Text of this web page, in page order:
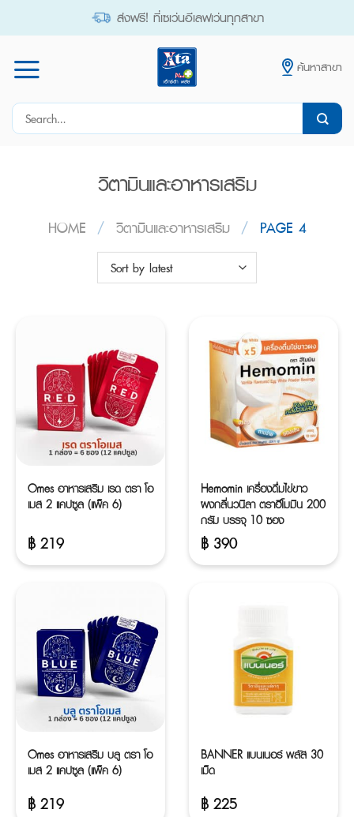
ส่งฟรี! ที่เซเว่นอีเลฟเว่นทุกสาขา
ค้นหาสาขา
Search
วิตามินและอาหารเสริม
HOME / วิตามินและอาหารเสริม / PAGE 4
Omes อาหารเสริม เรด ตรา โอ
เมส 2 แคปซูล (แพ็ค 6)
฿219
Hemomin เครื่องดื่มไข่ขาว
ผงกลิ่นวนิลา ตราฮีโมมิน 200
กรัม บรรจุ 10 ซอง
฿ 390
Omes อาหารเสริม บลู ตรา โอ
เมส 2 แคปซูล (แพ็ค 6)
฿219
BANNER แบนเนอร์ พลัส 30
เม็ด
฿225